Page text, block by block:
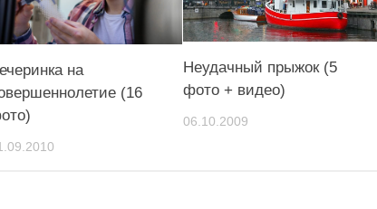
на
(16
Неудачный прыжок (5
фото + видео)
06.10.2009